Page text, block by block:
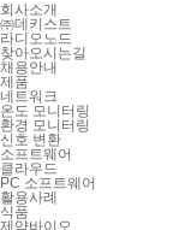
회사소개
㈜데키스트
라디오노드
찾아오시는길
채용안내
제품
네트워크
온도 모니터링
환경 모니터링
신호 변환
소프트웨어
클라우드
PC 소프트웨어
활용사례
식품